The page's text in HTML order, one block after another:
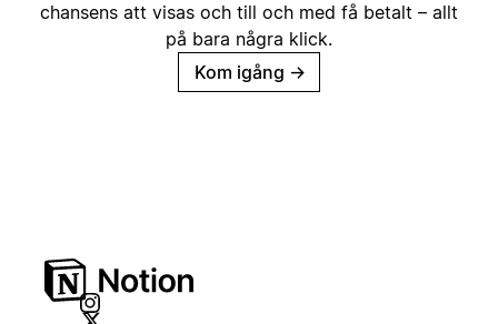
chansens att visas och till och med få betalt – allt
på bara några klick.
Kom igång →